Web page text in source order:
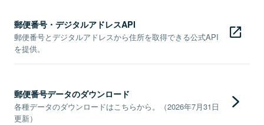
郵便番号・デジタルアドレスAPI
郵便番号とデジタルアドレスから住所を取得できる公式API
を提供。
郵便番号データのダウンロード
各種データのダウンロードはこちらから。（2026年7月31日
更新）